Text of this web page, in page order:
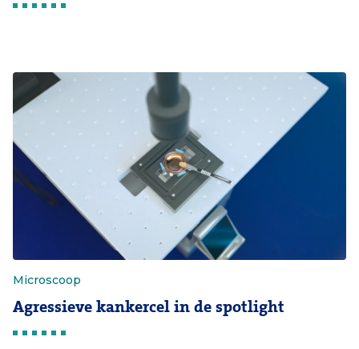
Microscoop
Agressieve kankercel in de spotlight